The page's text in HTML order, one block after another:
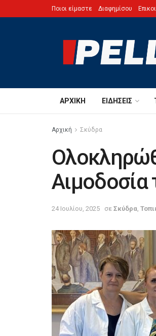
Ποιοι είμαστε Διαφημίσου
ΑΡΧΙΚΉ ΕΙΔΉΣΕΙΣ
Αρχική Σκύδρα
24 Ιουλίου, 2025 σε Σκύδρα